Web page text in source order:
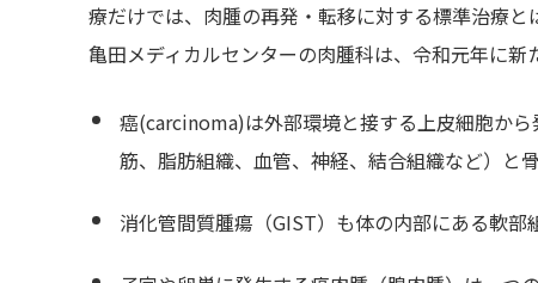
療だけでは、肉腫の再発・転移に対する標準治療と
亀田メディカルセンターの肉腫科は、令和元年に新
癌(carcinoma)は外部環境と接する上皮細胞か
筋、脂肪組織、血管、神経、結合組織など）と
消化管間質腫瘍（GIST）も体の内部にある軟部